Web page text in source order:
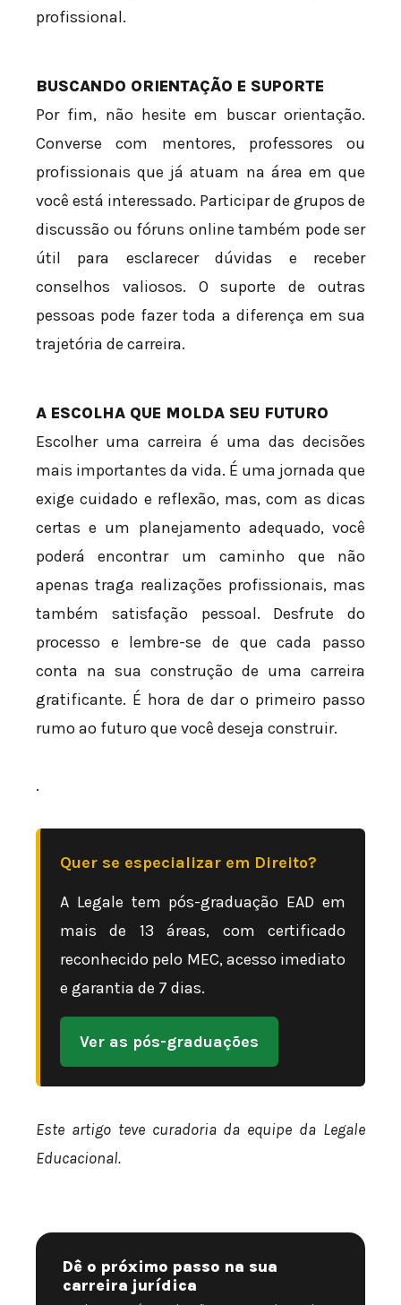
profissional.
BUSCANDO ORIENTAÇÃO E SUPORTE
Por fim, não hesite em buscar orientação.
Converse com mentores, professores ou
profissionais que já atuam na área em que
você está interessado. Participar de grupos de
discussão ou fóruns online também pode ser
útil para esclarecer dúvidas e receber
conselhos valiosos. O suporte de outras
pessoas pode fazer toda a diferença em sua
trajetória de carreira.
A ESCOLHA QUE MOLDA SEU FUTURO
Escolher uma carreira é uma das decisões
mais importantes da vida. É uma jornada que
exige cuidado e reflexão, mas, com as dicas
certas e um planejamento adequado, você
poderá encontrar um caminho que não
apenas traga realizações profissionais, mas
também satisfação pessoal. Desfrute do
processo e lembre-se de que cada passo
conta na sua construção de uma carreira
gratificante. É hora de dar o primeiro passo
rumo ao futuro que você deseja construir.
.
Quer se especializar em Direito?
A Legale tem pós-graduação EAD em
mais de 13 áreas, com certificado
reconhecido pelo MEC, acesso imediato
e garantia de 7 dias.
Ver as pós-graduações
Este artigo teve curadoria da equipe da Legale
Educacional.
Dê o próximo passo na sua
carreira jurídica